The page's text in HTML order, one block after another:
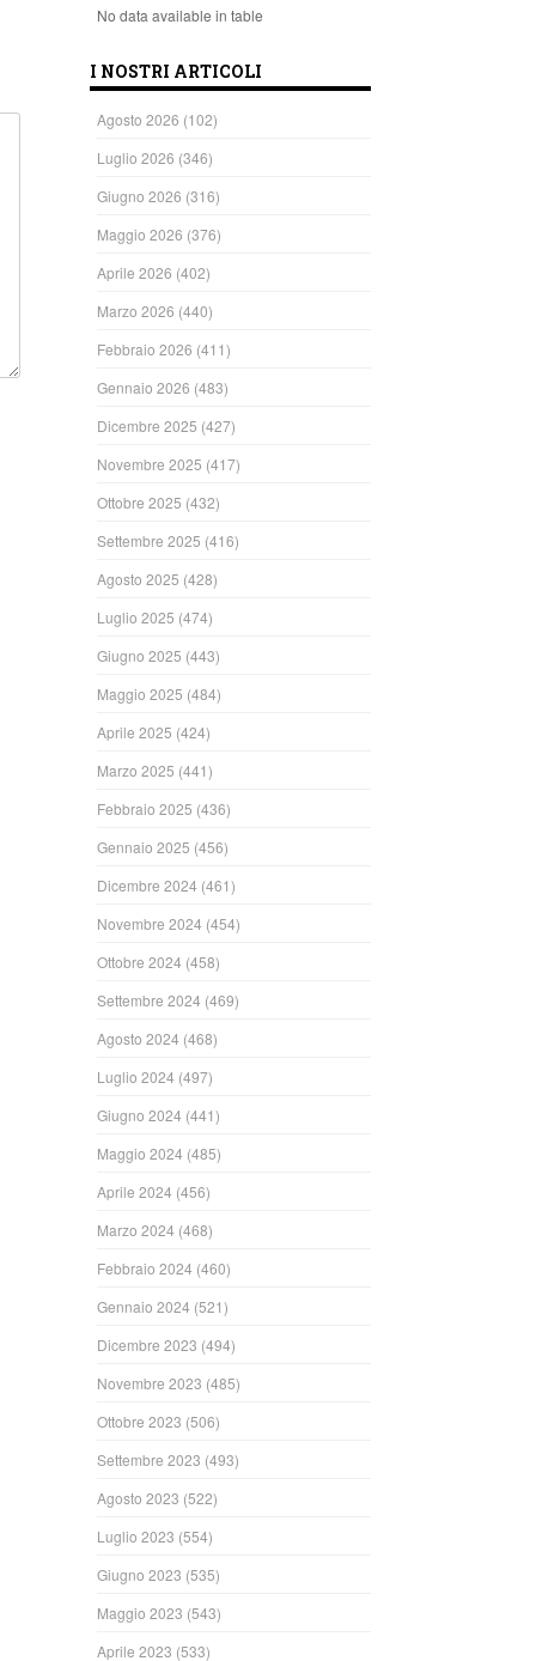
No data available in table
I NOSTRI ARTICOLI
Agosto 2026 (102)
Luglio 2026 (346)
Giugno 2026 (316)
Maggio 2026 (376)
Aprile 2026 (402)
Marzo 2026 (440)
Febbraio 2026 (411)
Gennaio 2026 (483)
Dicembre 2025 (427)
Novembre 2025 (417)
Ottobre 2025 (432)
Settembre 2025 (416)
Agosto 2025 (428)
Luglio 2025 (474)
Giugno 2025 (443)
Maggio 2025 (484)
Aprile 2025 (424)
Marzo 2025 (441)
Febbraio 2025 (436)
Gennaio 2025 (456)
Dicembre 2024 (461)
Novembre 2024 (454)
Ottobre 2024 (458)
Settembre 2024 (469)
Agosto 2024 (468)
Luglio 2024 (497)
Giugno 2024 (441)
Maggio 2024 (485)
Aprile 2024 (456)
Marzo 2024 (468)
Febbraio 2024 (460)
Gennaio 2024 (521)
Dicembre 2023 (494)
Novembre 2023 (485)
Ottobre 2023 (506)
Settembre 2023 (493)
Agosto 2023 (522)
Luglio 2023 (554)
Giugno 2023 (535)
Maggio 2023 (543)
Aprile 2023 (533)